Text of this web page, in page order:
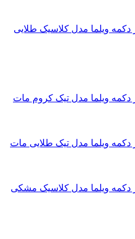
دکمه ویلما مدل کلاسیک طلایی
دکمه ویلما مدل تیک کروم مات
دکمه ویلما مدل تیک طلایی مات
دکمه ویلما مدل کلاسیک مشکی